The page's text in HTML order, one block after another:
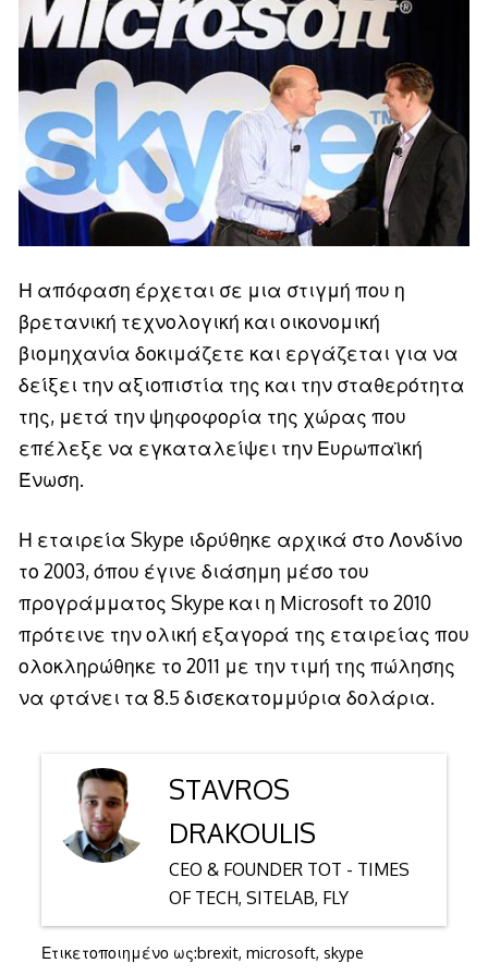
Η απόφαση έρχεται σε μια στιγμή που η
βρετανική τεχνολογική και οικονομική
βιομηχανία δοκιμάζετε και εργάζεται για να
δείξει την αξιοπιστία της και την σταθερότητα
της, μετά την ψηφοφορία της χώρας που
επέλεξε να εγκαταλείψει την Ευρωπαϊκή
Ένωση.
Η εταιρεία Skype ιδρύθηκε αρχικά στο Λονδίνο
το 2003, όπου έγινε διάσημη μέσο του
προγράμματος Skype και η Microsoft το 2010
πρότεινε την ολική εξαγορά της εταιρείας που
ολοκληρώθηκε το 2011 με την τιμή της πώλησης
να φτάνει τα 8.5 δισεκατομμύρια δολάρια.
STAVROS
DRAKOULIS
CEO & FOUNDER TOT - TIMES
OF TECH, SITELAB, FLY
Ετικετοποιημένο ως:brexit, microsoft, skype